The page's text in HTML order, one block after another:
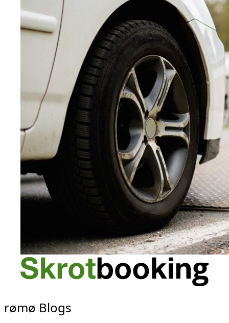
rømø Blogs